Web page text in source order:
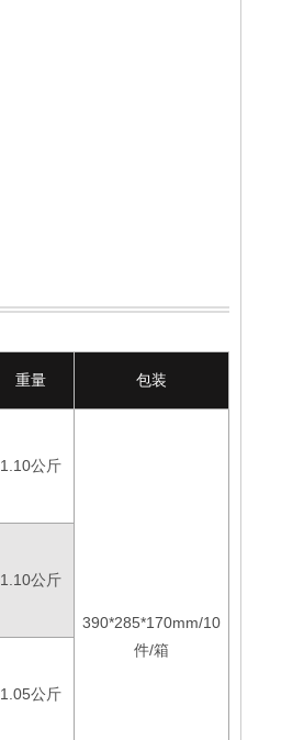
重量 包装
1.10公斤
390*285*170mm/10
件/箱
1.10公斤
1.05公斤